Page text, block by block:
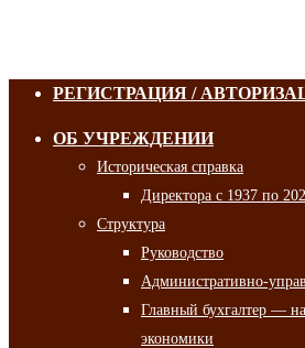
РЕГИСТРАЦИЯ /
ОБ УЧРЕЖДЕНИИ
Историческая справка
Директора с 1937 по
Структура
Руководство
Административно-
Главный бухгалтер —
экономики